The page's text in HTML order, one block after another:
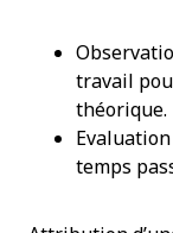
travail
théorique.
temps